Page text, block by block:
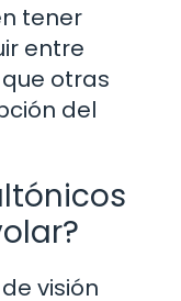
tener
entre
otras
del
visión